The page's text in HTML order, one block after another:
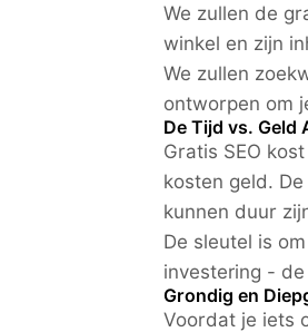
We zullen de
winkel en zijn
We zullen
ontworpen om
De Tijd vs. Geld
Gratis SEO
kosten geld. De
kunnen duur
De sleutel is
investering -
Grondig en
Voordat je iets